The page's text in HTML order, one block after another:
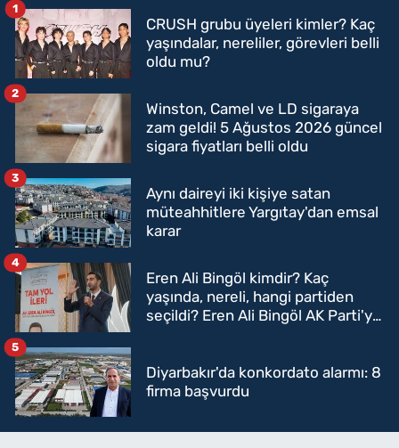
CRUSH grubu üyeleri kimler? Kaç
yaşındalar, nereliler, görevleri belli
oldu mu?
1
Winston, Camel ve LD sigaraya
zam geldi! 5 Ağustos 2026 güncel
sigara fiyatları belli oldu
2
Aynı daireyi iki kişiye satan
müteahhitlere Yargıtay'dan emsal
karar
3
Eren Ali Bingöl kimdir? Kaç
yaşında, nereli, hangi partiden
seçildi? Eren Ali Bingöl AK Parti'ye
4
Diyarbakır'da konkordato alarmı: 8
firma başvurdu
5